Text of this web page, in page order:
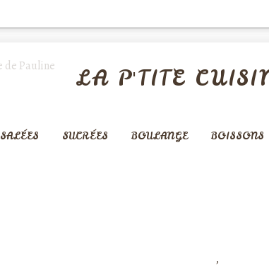
LA P'TITE
SALÉES SUCRÉES BOULANGE BOISSONS
,